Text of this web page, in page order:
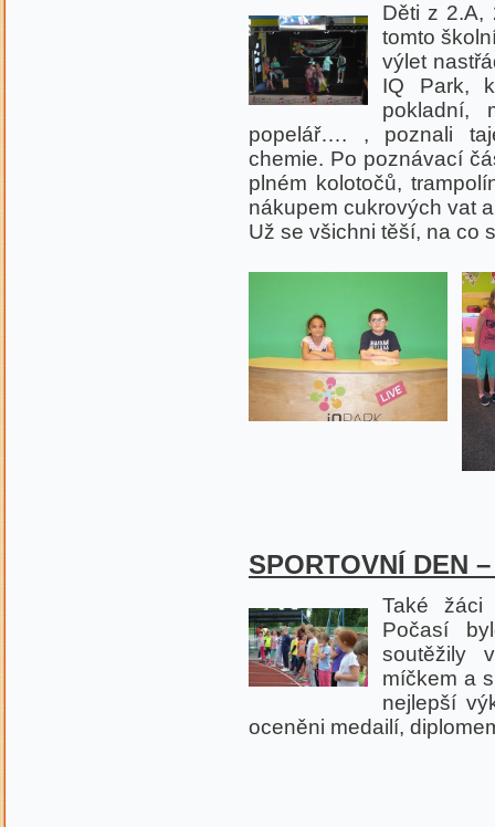
Děti z 2.A,
tomto
výlet
IQ Park,
pokladní,
popelář…. , poznali
chemie. Po poznávací
plném kolotočů,
nákupem cukrových vat
Už se všichni těší, na co
SPORTOVNÍ DEN
Také žáci
Počasí
soutěžily
míčkem a
nejlepší
oceněni medailí,